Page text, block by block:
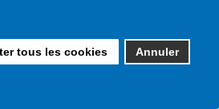
tous les cookies Annuler